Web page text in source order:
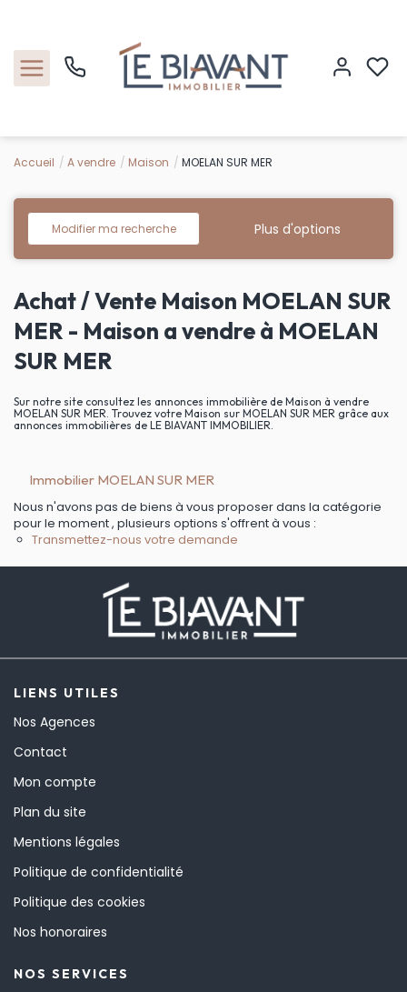
Nos biens
Nos agences
Contact
Accueil A vendre Maison MOELAN SUR MER
Modifier ma recherche Plus d'options
Achat / Vente Maison MOELAN SUR
MER - Maison a vendre à MOELAN
SUR MER
Sur notre site consultez les annonces immobilière de Maison à vendre
MOELAN SUR MER. Trouvez votre Maison sur MOELAN SUR MER grâce aux
annonces immobilières de LE BIAVANT IMMOBILIER.
Immobilier MOELAN SUR MER
Nous n'avons pas de biens à vous proposer dans la catégorie
pour le moment , plusieurs options s'offrent à vous :
Transmettez-nous votre demande
LIENS UTILES
Nos Agences
Contact
Mon compte
Plan du site
Mentions légales
Politique de confidentialité
Politique des cookies
Nos honoraires
NOS SERVICES